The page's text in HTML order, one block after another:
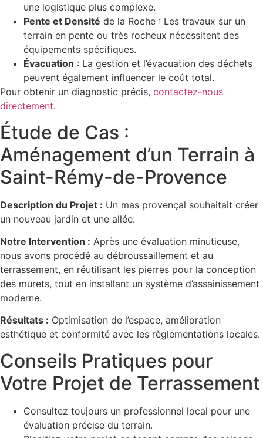
une logistique plus complexe.
Pente et Densité de la Roche : Les travaux sur un
terrain en pente ou très rocheux nécessitent des
équipements spécifiques.
Évacuation : La gestion et l’évacuation des déchets
peuvent également influencer le coût total.
Pour obtenir un diagnostic précis, contactez-nous
directement.
Étude de Cas :
Aménagement d’un Terrain à
Saint-Rémy-de-Provence
Description du Projet : Un mas provençal souhaitait créer
un nouveau jardin et une allée.
Notre Intervention : Après une évaluation minutieuse,
nous avons procédé au débroussaillement et au
terrassement, en réutilisant les pierres pour la conception
des murets, tout en installant un système d’assainissement
moderne.
Résultats : Optimisation de l’espace, amélioration
esthétique et conformité avec les règlementations locales.
Conseils Pratiques pour
Votre Projet de Terrassement
Consultez toujours un professionnel local pour une
évaluation précise du terrain.